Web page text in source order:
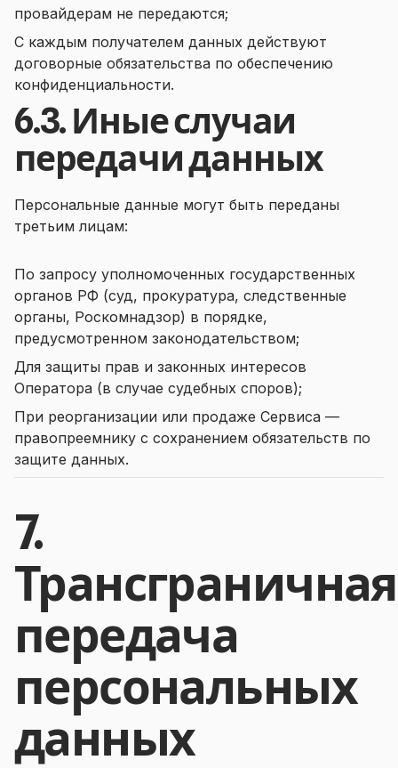
провайдерам не передаются;
С каждым получателем данных действуют
договорные обязательства по обеспечению
конфиденциальности.
6.3. Иные случаи
передачи данных
Персональные данные могут быть переданы
третьим лицам:
По запросу уполномоченных государственных
органов РФ (суд, прокуратура, следственные
органы, Роскомнадзор) в порядке,
предусмотренном законодательством;
Для защиты прав и законных интересов
Оператора (в случае судебных споров);
При реорганизации или продаже Сервиса —
правопреемнику с сохранением обязательств по
защите данных.
7.
Трансграничная
передача
персональных
данных